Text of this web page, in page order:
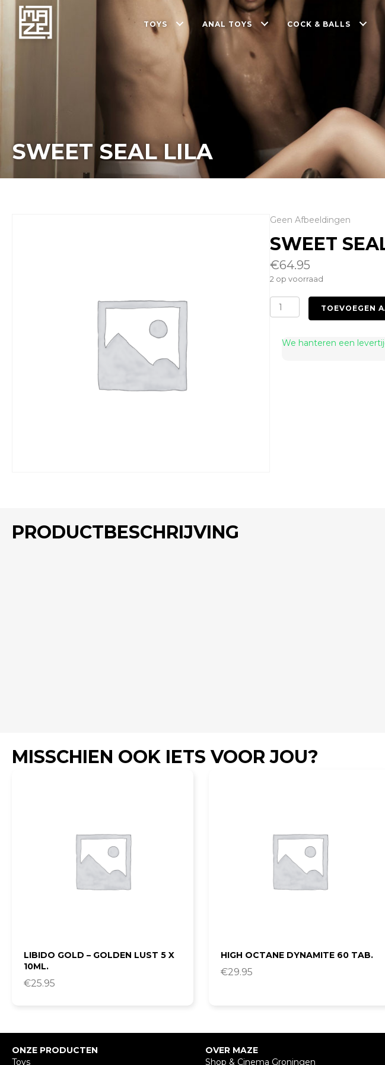
TOYS ANAL TOYS COCK & BALLS
SWEET SEAL LILA
Geen Afbeeldingen
SWEET
€64.95
2 op voorraad
Sweet
Seal
aantal
TOEVOEGEN
We hanteren een
PRODUCTBESCHRIJVING
MISSCHIEN OOK IETS VOOR JOU?
LIBIDO GOLD – GOLDEN LUST 5 X
10ML.
€25.95
HIGH OCTANE DYNAMITE 60 TAB.
€29.95
ONZE PRODUCTEN
Toys
OVER MAZE
Shop & Cinema Groningen